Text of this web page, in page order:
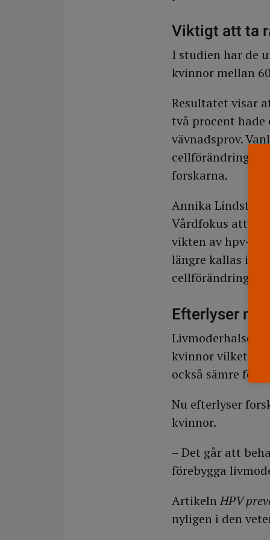
Viktigt att ta
I studien har de
kvinnor mellan
Resultatet visar
två procent
vävnadsprov.
cellförändringar
forskarna.
Annika
Vårdfokus att
vikten av hpv-
längre kallas i
cellförändringar
Efterlyser
kvinnor vilket
också sämre
Nu efterlyser
kvinnor.
– Det går att
förebygga
ArtikelnHPV
nyligen i den